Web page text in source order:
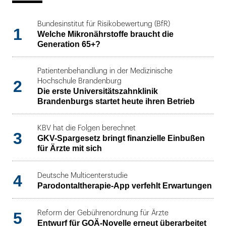
1
Bundesinstitut für Risikobewertung (BfR)
Welche Mikronährstoffe braucht die
Generation 65+?
2
Patientenbehandlung in der Medizinische
Hochschule Brandenburg
Die erste Universitätszahnklinik
Brandenburgs startet heute ihren Betrieb
3
KBV hat die Folgen berechnet
GKV-Spargesetz bringt finanzielle Einbußen
für Ärzte mit sich
4 Deutsche Multicenterstudie
Parodontaltherapie-App verfehlt Erwartungen
5 Reform der Gebührenordnung für Ärzte
Entwurf für GOÄ-Novelle erneut überarbeitet